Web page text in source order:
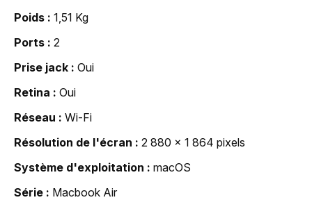
Poids
1,51 Kg
Ports
2
Prise jack
Oui
Retina
Oui
Réseau
Wi-Fi
Résolution de l'écran
2 880 x 1 864 pixels
Système d'exploitation
macOS
Série
Macbook Air